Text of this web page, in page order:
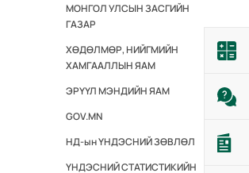
МОНГОЛ УЛСЫН ЗАСГИЙН
ГАЗАР
ХӨДӨЛМӨР, НИЙГМИЙН
ХАМГААЛЛЫН ЯАМ
ЭРҮҮЛ МЭНДИЙН ЯАМ
GOV.MN
НД-ын ҮНДЭСНИЙ ЗӨВЛӨЛ
ҮНДЭСНИЙ СТАТИСТИКИЙН